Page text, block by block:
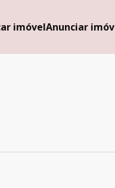
imóvelAnunciar